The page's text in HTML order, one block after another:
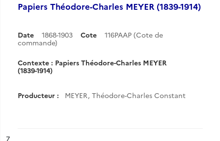
Papiers Théodore-Charles MEYER (1839-1914)
Date 1868-1903 Cote
116PAAP (Cote de
commande)
Contexte : Papiers Théodore-Charles MEYER
(1839-1914)
Producteur : MEYER, Théodore-Charles Constant
n°
7